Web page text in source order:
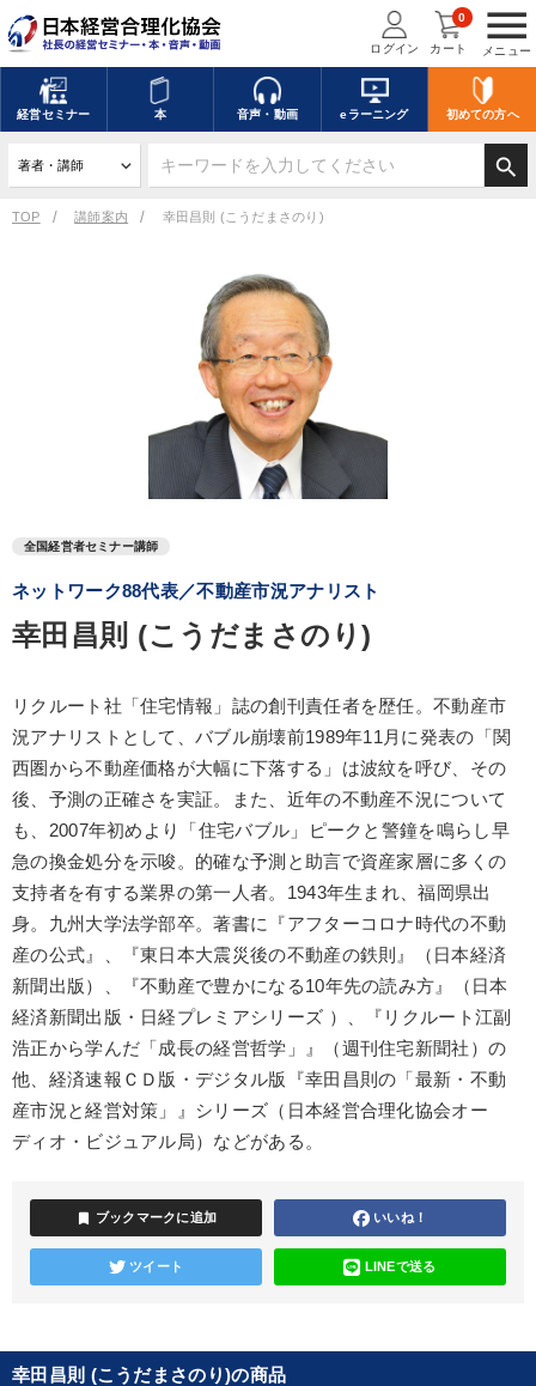
menu
メニュー
ログイン カート
0
経営セミナー 本 音声・動画 eラーニング 初めての方へ
search
TOP 講師案内 幸田昌則 (こうだまさのり)
全国経営者セミナー講師
ネットワーク88代表／不動産市況アナリスト
幸田昌則 (こうだまさのり)
リクルート社「住宅情報」誌の創刊責任者を歴任。不動産市
況アナリストとして、バブル崩壊前1989年11月に発表の「関
西圏から不動産価格が大幅に下落する」は波紋を呼び、その
後、予測の正確さを実証。また、近年の不動産不況について
も、2007年初めより「住宅バブル」ピークと警鐘を鳴らし早
急の換金処分を示唆。的確な予測と助言で資産家層に多くの
支持者を有する業界の第一人者。1943年生まれ、福岡県出
身。九州大学法学部卒。著書に『アフターコロナ時代の不動
産の公式』、『東日本大震災後の不動産の鉄則』（日本経済
新聞出版）、『不動産で豊かになる10年先の読み方』（日本
経済新聞出版・日経プレミアシリーズ ）、『リクルート江副
浩正から学んだ「成長の経営哲学」』（週刊住宅新聞社）の
他、経済速報ＣＤ版・デジタル版『幸田昌則の「最新・不動
産市況と経営対策」』シリーズ（日本経営合理化協会オー
ディオ・ビジュアル局）などがある。
bookmark ブックマークに追加 いいね！
ツイート LINEで送る
幸田昌則 (こうだまさのり)の商品